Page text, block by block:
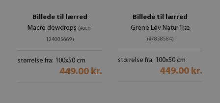
Billede til lærred
Macro dewdrops (#och-
124005669)
størrelse fra: 100x50 cm
449.00 kr.
Billede til lærred
Grene Løv Natur Træ
(#7858584)
størrelse fra: 100x50 cm
449.00 kr.